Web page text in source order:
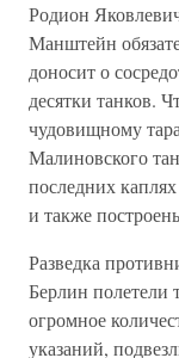
Родион
Манштейн
доносит о
десятки танков.
чудовищному
Малиновского
последних
и также
Разведка
Берлин полетели
огромное
указаний,